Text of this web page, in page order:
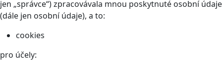
jen „správce“) zpracovávala mnou poskytnuté osobní údaje
(dále jen osobní údaje), a to:
cookies
pro účely: